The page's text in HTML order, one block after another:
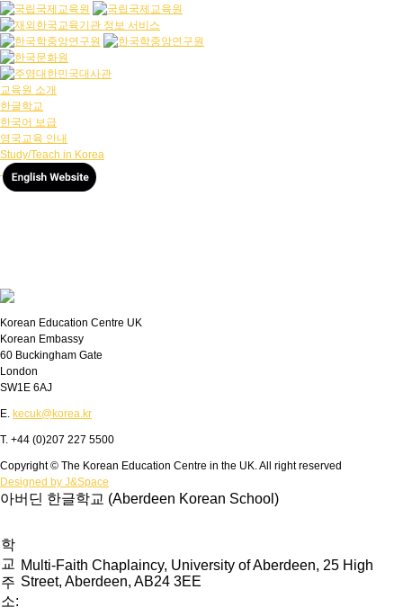
교육원 소개
한글학교
한국어 보급
영국교육 안내
Study/Teach in Korea
Korean Education Centre UK
Korean Embassy
60 Buckingham Gate
London
SW1E 6AJ
E. kecuk@korea.kr
T. +44 (0)207 227 5500
Copyright © The Korean Education Centre in the UK. All right reserved
Designed by J&Space
아버딘 한글학교 (Aberdeen Korean School)
학
교
주
소:
Multi-Faith Chaplaincy, University of Aberdeen, 25 High
Street, Aberdeen, AB24 3EE